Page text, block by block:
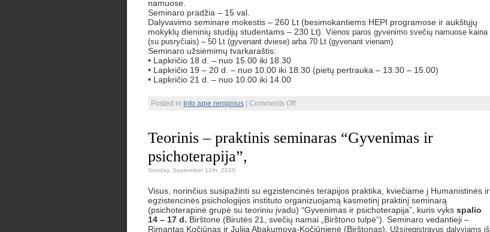
namuose.
Seminaro pradžia – 15 val.
Dalyvavimo seminare mokestis – 260 Lt (besimokantiems HEPI programose ir aukštųjų
mokyklų dieninių studijų studentams – 230 Lt). Vienos paros gyvenimo svečių namuose kaina
(su pusryčiais) – 50 Lt (gyvenant dviese) arba 70 Lt (gyvenant vienam).
Seminaro užsiėmimų tvarkaraštis:
• Lapkričio 18 d. – nuo 15.00 iki 18.30
• Lapkričio 19 – 20 d. – nuo 10.00 iki 18.30 (pietų pertrauka – 13.30 – 15.00)
• Lapkričio 21 d. – nuo 10.00 iki 14.00
Posted in Info apie renginius Comments Offon
krizių
įveikimas”
Teorinis – praktinis seminaras “Gyvenimas ir
psichoterapija”,
Sunday, September 12th, 2010
Visus, norinčius susipažinti su egzistencinės terapijos praktika, kviečiame į Humanistinės ir
egzistencinės psichologijos instituto organizuojamą kasmetinį praktinį seminarą
(psichoterapinė grupė su teoriniu įvadu) “Gyvenimas ir psichoterapija”, kuris vyks spalio
14 – 17 d. Birštone (Birutės 21, svečių namai „Birštono tulpė“). Seminaro vedantieji –
Rimantas Kočiūnas ir Julija Abakumova-Kočiūnienė (Birštonas). Užsiregistravus dalyviams iš